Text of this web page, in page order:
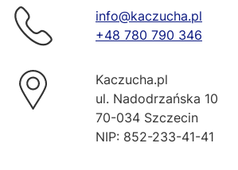
info@kaczucha.pl
+48 780 790 346
Kaczucha.pl
ul. Nadodrzańska 10
70-034 Szczecin
NIP: 852-233-41-41